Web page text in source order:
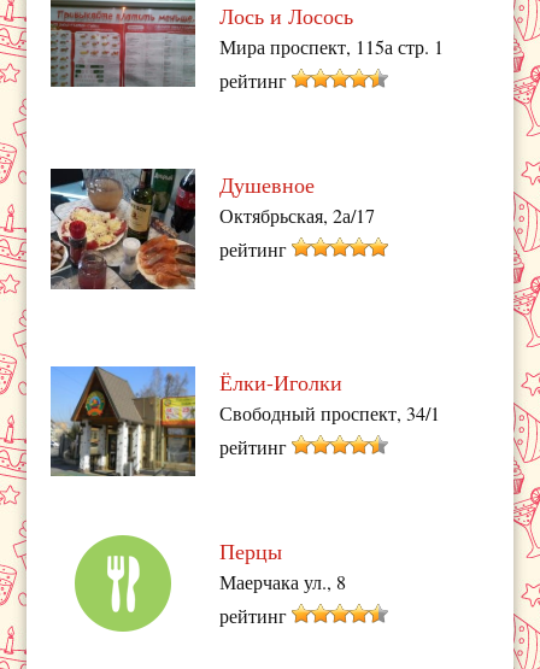
Лось и Лосось
Мира проспект, 115а стр. 1
рейтинг
Душевное
Октябрьская, 2а/17
рейтинг
Ёлки-Иголки
Свободный проспект, 34/1
рейтинг
Перцы
Маерчака ул., 8
рейтинг